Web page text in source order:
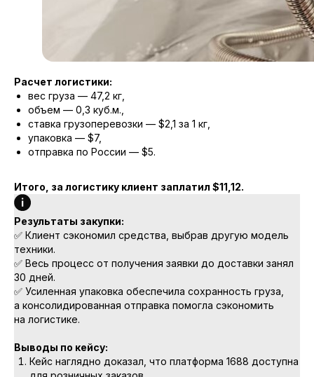
Расчет логистики:
вес груза — 47,2 кг,
объем — 0,3 куб.м.,
ставка грузоперевозки — $2,1 за 1 кг,
упаковка — $7,
отправка по России — $5.
Итого, за логистику клиент заплатил $11,12.
Результаты закупки:
✅ Клиент сэкономил средства, выбрав другую модель
техники.
✅ Весь процесс от получения заявки до доставки занял
30 дней.
✅ Усиленная упаковка обеспечила сохранность груза,
а консолидированная отправка помогла сэкономить
на логистике.
Выводы по кейсу:
Кейс наглядно доказал, что платформа 1688 доступна